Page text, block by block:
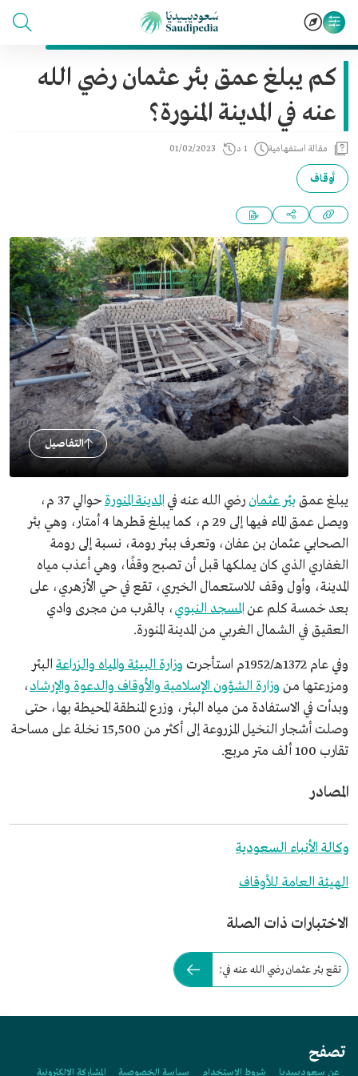
كم يبلغ عمق بئر عثمان رضي الله
عنه في المدينة المنورة؟
مقالة استفهامية 1 د 01/02/2023
أوقاف
التفاصيل
يبلغ عمق بئر عثمانرضي الله عنه في المدينة المنورة
حوالي 37 م،
ويصل عمق الماء فيها إلى 29 م، كما يبلغ قطرها 4 أمتار، وهي بئر
الصحابي عثمان بن عفان، وتعرف ببئر رومة، نسبة إلى رومة
الغفاري الذي كان يملكها قبل أن تصبح وقفًا، وهي أعذب مياه
المدينة، وأول وقف للاستعمال الخيري، تقع في حي الأزهري، على
بعد خمسة كلم عنالمسجد النبوي، بالقرب من مجرى وادي
العقيق في الشمال الغربي من المدينة المنورة.
وفي عام 1372هـ/1952م استأجرت وزارة البيئة والمياه والزراعة البئر
ومزرعتها من وزارة الشؤون الإسلامية والأوقاف والدعوة والإرشاد،
وبدأت في الاستفادة من مياه البئر، وزرع المنطقة المحيطة بها، حتى
وصلت أشجار النخيل المزروعة إلى أكثر من 15,500 نخلة على مساحة
تقارب 100 ألف متر مربع.
المصادر
وكالة الأنباء السعودية
الهيئة العامة للأوقاف
الاختبارات ذات الصلة
تقع بئر عثمان رضي الله عنه في:
تصفح
عن سعوديبيديا شروط الاستخدام سياسة الخصوصية المشاركة الإلكترونية